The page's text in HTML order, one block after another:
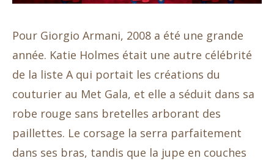
Pour Giorgio Armani, 2008 a été une grande
année. Katie Holmes était une autre célébrité
de la liste A qui portait les créations du
couturier au Met Gala, et elle a séduit dans sa
robe rouge sans bretelles arborant des
paillettes. Le corsage la serra parfaitement
dans ses bras, tandis que la jupe en couches